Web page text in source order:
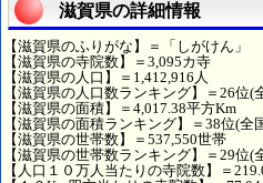
滋賀県の詳細情報
【滋賀県のふりがな】＝「しがけん」
【滋賀県の寺院数】＝3,095カ寺
【滋賀県の人口】＝1,412,916人
【滋賀県の人口数ランキング】＝26位(
【滋賀県の面積】＝4,017.38平方Km
【滋賀県の面積ランキング】＝38位(全
【滋賀県の世帯数】＝537,550世帯
【滋賀県の世帯数ランキング】＝29位(
【人口１０万人当たりの寺院数】＝